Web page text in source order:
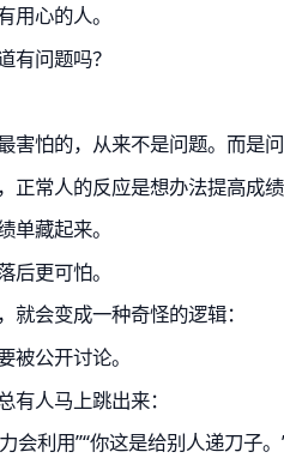
用心的人。
有问题吗？
怕的，从来不是问题。而是
正常人的反应是想办法提高成
单藏起来。
后更可怕。
会变成一种奇怪的逻辑：
被公开讨论。
有人马上跳出来：
会利用”“你这是给别人递刀子。